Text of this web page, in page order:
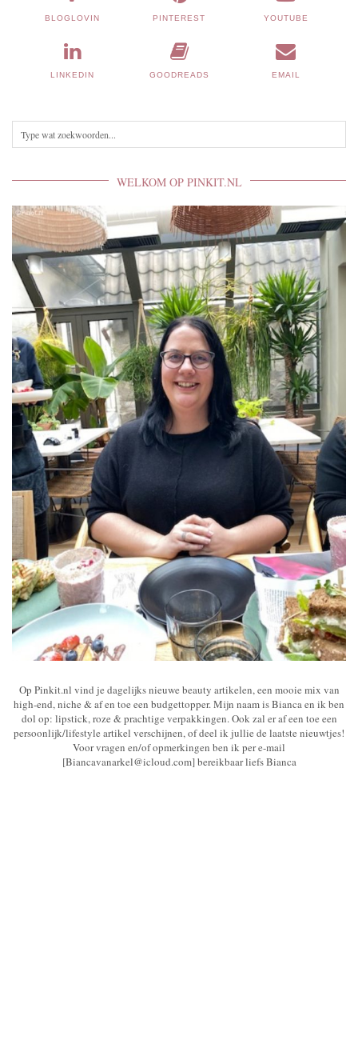
BLOGLOVIN PINTEREST YOUTUBE
LINKEDIN GOODREADS EMAIL
WELKOM OP PINKIT.NL
Op Pinkit.nl vind je dagelijks nieuwe beauty artikelen, een mooie mix van
high-end, niche & af en toe een budgettopper. Mijn naam is Bianca en ik ben
dol op: lipstick, roze & prachtige verpakkingen. Ook zal er af een toe een
persoonlijk/lifestyle artikel verschijnen, of deel ik jullie de laatste nieuwtjes!
Voor vragen en/of opmerkingen ben ik per e-mail
[Biancavanarkel@icloud.com] bereikbaar liefs Bianca